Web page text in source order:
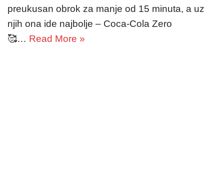
preukusan obrok za manje od 15 minuta, a uz
njih ona ide najbolje – Coca-Cola Zero
🥰… Read More »